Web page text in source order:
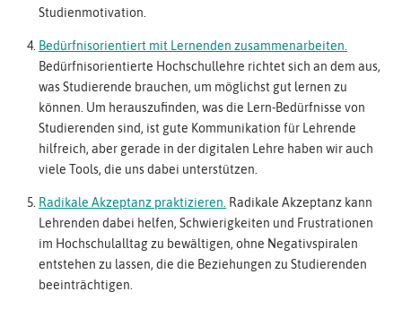
Studienmotivation.
Bedürfnisorientiert mit Lernenden zusammenarbeiten.
Bedürfnisorientierte Hochschullehre richtet sich an dem aus,
was Studierende brauchen, um möglichst gut lernen zu
können. Um herauszufinden, was die Lern-Bedürfnisse von
Studierenden sind, ist gute Kommunikation für Lehrende
hilfreich, aber gerade in der digitalen Lehre haben wir auch
viele Tools, die uns dabei unterstützen.
Radikale Akzeptanz praktizieren. Radikale Akzeptanz kann
Lehrenden dabei helfen, Schwierigkeiten und Frustrationen
im Hochschulalltag zu bewältigen, ohne Negativspiralen
entstehen zu lassen, die die Beziehungen zu Studierenden
beeinträchtigen.